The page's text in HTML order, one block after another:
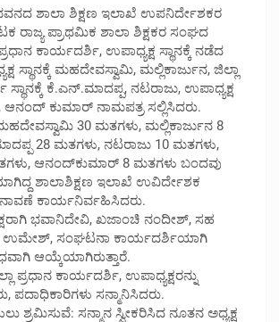
ಶಾಲಾ ಶಿಕ್ಷಣ ಇಲಾಖೆ ಉಪನಿರ್ದೇಶಕರ
ರಾಜ್ಯ ಪ್ರಾಥಮಿಕ ಶಾಲಾ ಶಿಕ್ಷಕರ ಸಂಘದ
ಪ್ರಧಾನ ಕಾರ್ಯದರ್ಶಿ, ಉಪಾಧ್ಯಕ್ಷ ಸ್ಥಾನಕ್ಕೆ ನಡೆದ
ಸ್ಥಾನಕ್ಕೆ ಮಹದೇವಸ್ವಾಮಿ, ಮಲ್ಲಿಕಾರ್ಜುನ, ಜಿಲ್ಲಾ
ಕೆ.ಎನ್‌.ಮಾದಪ್ಪ, ನಟರಾಜು, ಉಪಾಧ್ಯಕ್ಷ
ಆನಂದ್ ಕುಮಾ‌ರ್ ನಾಮಪತ್ರ ಸಲ್ಲಿಸಿದರು.
30 ಮತಗಳು, ಮಲ್ಲಿಕಾರ್ಜುನ 8
28 ಮತಗಳು, ನಟರಾಜು 10 ಮತಗಳು,
ಆನಂದ್‌ಕುಮಾರ್ 8 ಮತಗಳು ಬಂದವು
ಶಾಲಾಶಿಕ್ಷಣ ಇಲಾಖೆ ಉವಿರ್ದೇಶಕ
ಕಾರ್ಯನಿರ್ವಹಿಸಿದರು.
ಭವಾನಿದೇವಿ, ಖಜಾಂಚಿ ನಂದೀಶ್, ಸಹ
ಉಮೇಶ್, ಸಂಘಟನಾ ಕಾರ್ಯದರ್ಶಿಯಾಗಿ
ಆಯ್ಕೆಯಾಗಿರುತ್ತಾರೆ.
ಪ್ರಧಾನ ಕಾರ್ಯದರ್ಶಿ, ಉಪಾಧ್ಯಕ್ಷರನ್ನು
ಪದಾಧಿಕಾರಿಗಳು ಸನ್ಮಾನಿಸಿದರು.
ಶ್ರಮಿಸುವೆ: ಸನ್ಮಾನ ಸ್ವೀಕರಿಸಿದ ನೂತನ ಅಧ್ಯಕ್ಷ